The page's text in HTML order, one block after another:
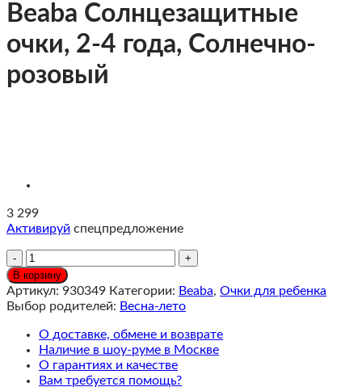
Beaba Солнцезащитные
очки, 2-4 года, Солнечно-
розовый
3 299
Активируй спецпредложение
Количество
Beaba
Солнцезащитные
очки,
4
года,
Солнечно-
розовый
В корзину
Артикул: 930349 Категории: Beaba, Очки для ребенка
Выбор родителей: Весна-лето
О доставке, обмене и возврате
Наличие в шоу-руме в Москве
О гарантиях и качестве
Вам требуется помощь?